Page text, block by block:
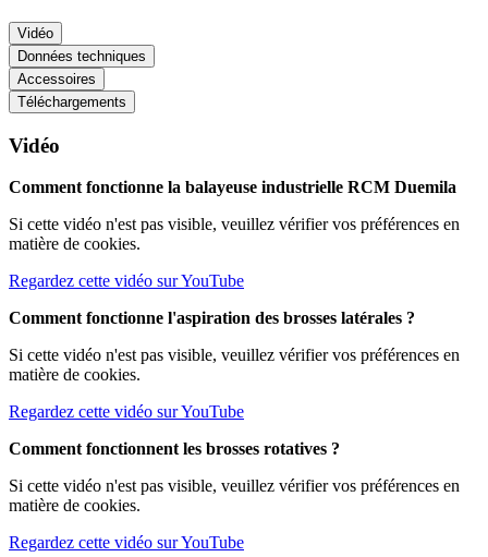
Vidéo
Données techniques
Accessoires
Téléchargements
Vidéo
Comment fonctionne la balayeuse industrielle RCM Duemila
Si cette vidéo n'est pas visible, veuillez vérifier vos préférences en
matière de cookies.
Regardez cette vidéo sur YouTube
Comment fonctionne l'aspiration des brosses latérales ?
Si cette vidéo n'est pas visible, veuillez vérifier vos préférences en
matière de cookies.
Regardez cette vidéo sur YouTube
Comment fonctionnent les brosses rotatives ?
Si cette vidéo n'est pas visible, veuillez vérifier vos préférences en
matière de cookies.
Regardez cette vidéo sur YouTube